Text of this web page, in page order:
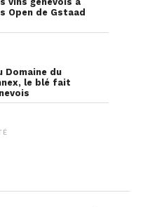
Open de Gstaad
Domaine du
le blé fait